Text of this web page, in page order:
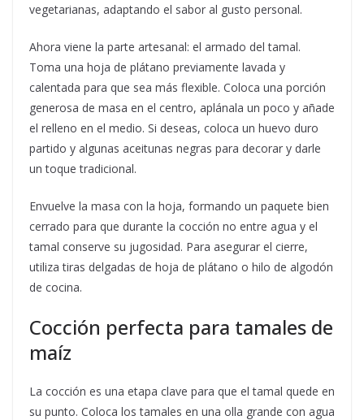
vegetarianas, adaptando el sabor al gusto personal.
Ahora viene la parte artesanal: el armado del tamal.
Toma una hoja de plátano previamente lavada y
calentada para que sea más flexible. Coloca una porción
generosa de masa en el centro, aplánala un poco y añade
el relleno en el medio. Si deseas, coloca un huevo duro
partido y algunas aceitunas negras para decorar y darle
un toque tradicional.
Envuelve la masa con la hoja, formando un paquete bien
cerrado para que durante la cocción no entre agua y el
tamal conserve su jugosidad. Para asegurar el cierre,
utiliza tiras delgadas de hoja de plátano o hilo de algodón
de cocina.
Cocción perfecta para tamales de
maíz
La cocción es una etapa clave para que el tamal quede en
su punto. Coloca los tamales en una olla grande con agua